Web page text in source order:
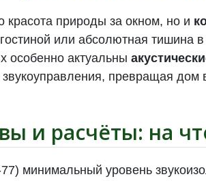
природы за окном, но и
или абсолютная тишина в
особенно актуальны
превращая дом
и расчёты: на
минимальный уровень